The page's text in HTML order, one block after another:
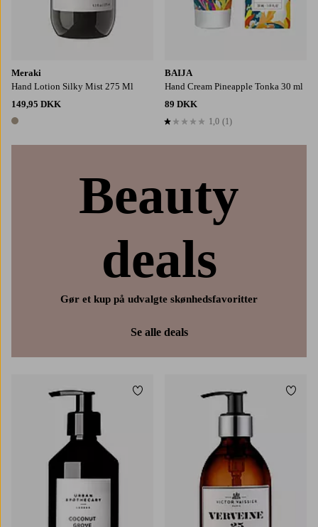
Meraki
Hand Lotion Silky Mist 275 Ml
149,95 DKK
1 farve
BAIJA
Hand Cream Pineapple Tonka 30 ml
89 DKK
1,0 baseret på 1 bedømmelser
1,0 (1)
Beauty
deals
Gør et kup på udvalgte skønhedsfavoritter
Se alle deals
Tilføj til favoritter